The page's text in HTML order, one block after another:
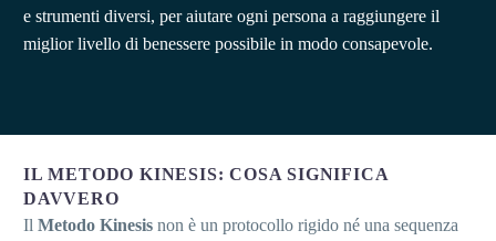
e strumenti diversi, per aiutare ogni persona a raggiungere il
miglior livello di benessere possibile in modo consapevole.
IL METODO KINESIS: COSA SIGNIFICA
DAVVERO
Il Metodo Kinesis non è un protocollo rigido né una sequenza